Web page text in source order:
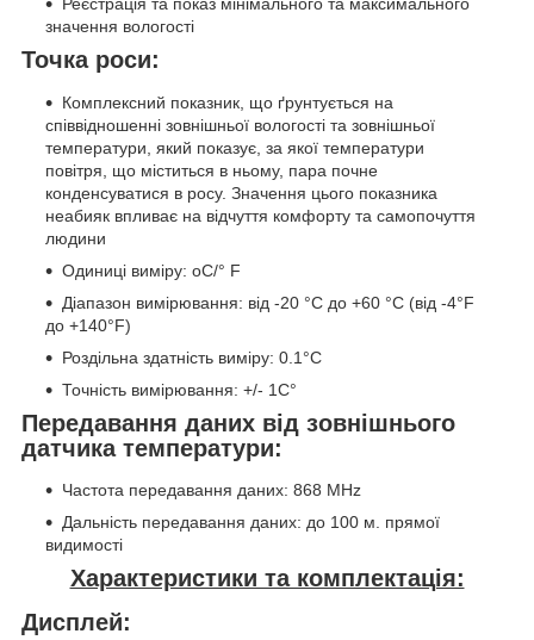
значення вологості
Точка роси:
Комплексний показник, що ґрунтується на
співвідношенні зовнішньої вологості та зовнішньої
температури, який показує, за якої температури
повітря, що міститься в ньому, пара почне
конденсуватися в росу. Значення цього показника
неабияк впливає на відчуття комфорту та самопочуття
людини
Одиниці виміру: oС/° F
Діапазон вимірювання: від -20 °C до +60 °C (від -4°F
до +140°F)
Роздільна здатність виміру: 0.1°C
Точність вимірювання: +/- 1C°
Передавання даних від зовнішнього
датчика температури:
Частота передавання даних: 868 MHz
Дальність передавання даних: до 100 м. прямої
видимості
Характеристики та комплектація:
Дисплей: